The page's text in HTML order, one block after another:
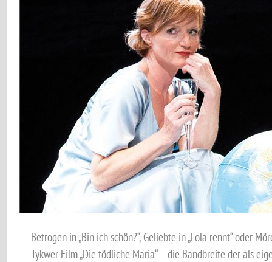
Betrogen in „Bin ich schön?“, Geliebte in „Lola rennt“ oder
Tykwer Film „Die tödliche Maria“ – die Bandbreite der als